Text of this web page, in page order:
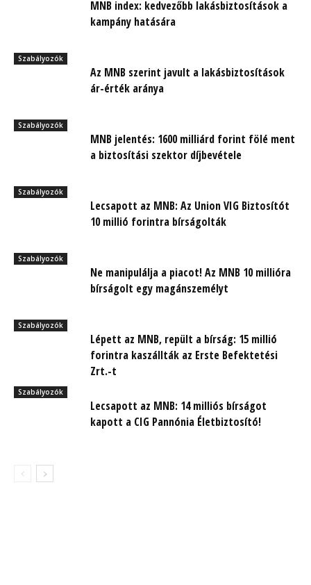
MNB index: kedvezőbb lakásbiztosítások a
kampány hatására
Szabályozók
Az MNB szerint javult a lakásbiztosítások
ár-érték aránya
Szabályozók
MNB jelentés: 1600 milliárd forint fölé ment
a biztosítási szektor díjbevétele
Szabályozók
Lecsapott az MNB: Az Union VIG Biztosítót
10 millió forintra bírságolták
Szabályozók
Ne manipulálja a piacot! Az MNB 10 millióra
bírságolt egy magánszemélyt
Szabályozók
Lépett az MNB, repült a bírság: 15 millió
forintra kaszállták az Erste Befektetési
Zrt.-t
Szabályozók
Lecsapott az MNB: 14 milliós bírságot
kapott a CIG Pannónia Életbiztosító!